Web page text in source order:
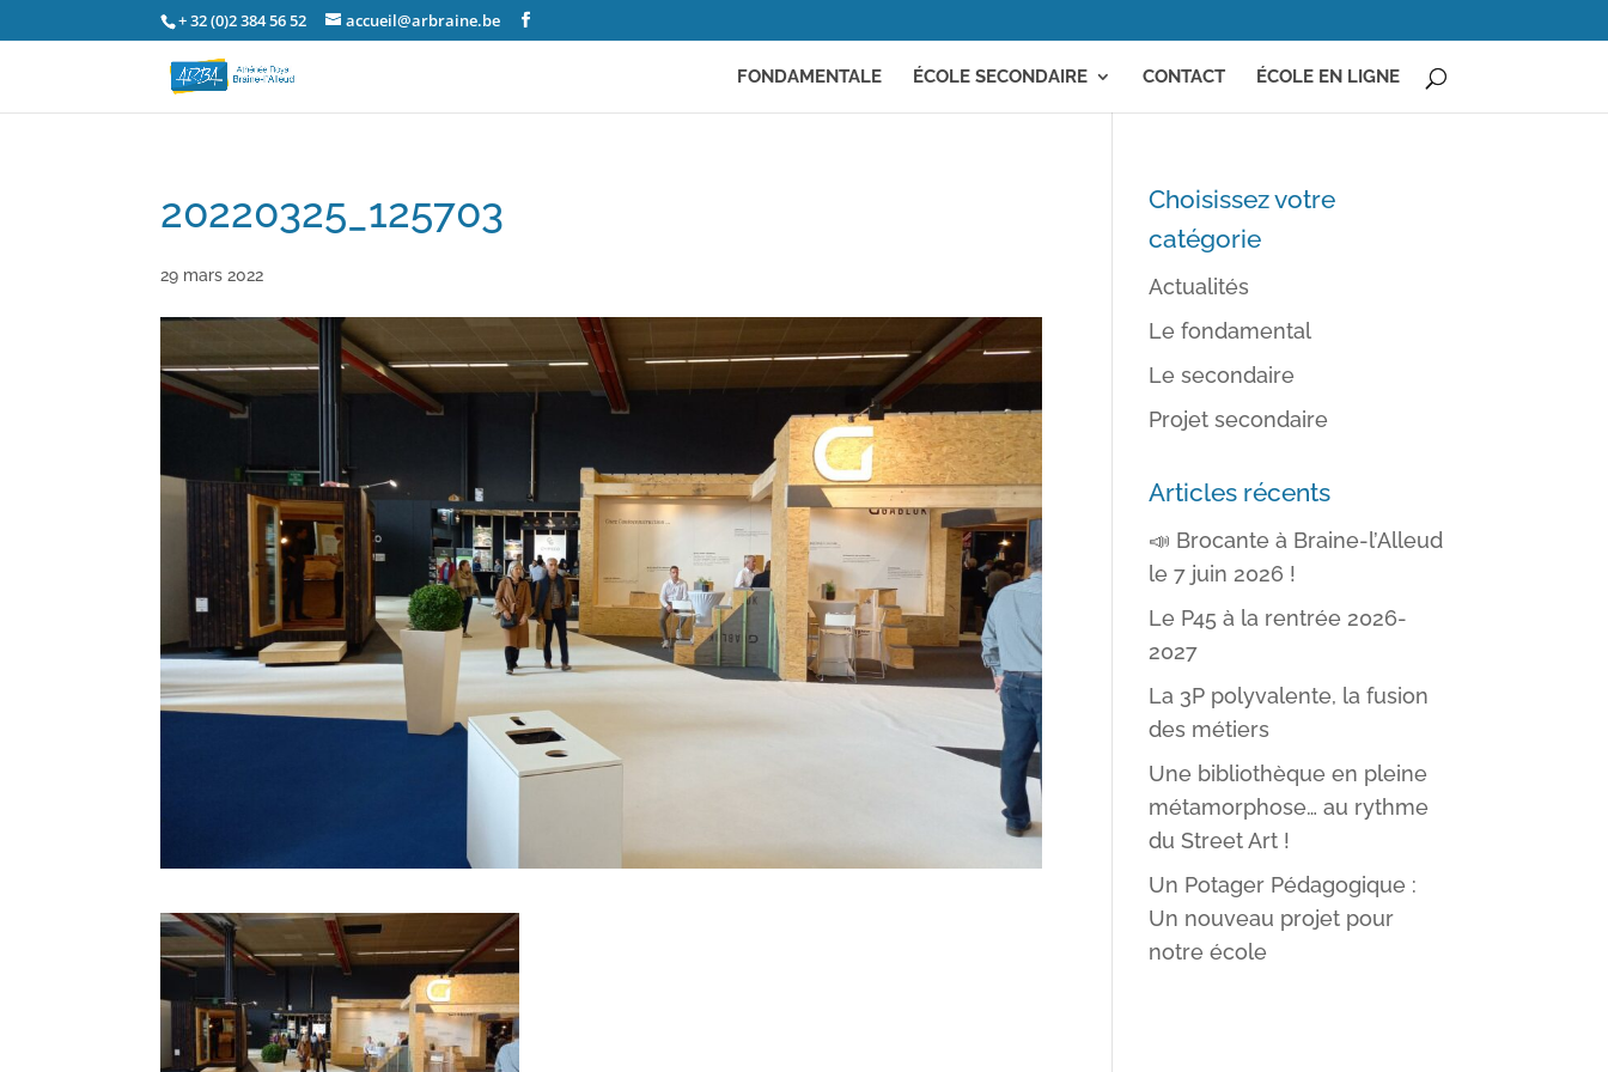
+ 32 (0)2 384 56 52 accueil@arbraine.be
FONDAMENTALE ÉCOLE SECONDAIRE CONTACT ÉCOLE EN LIGNE
20220325_125703
29 mars 2022
Choisissez votre
catégorie
Actualités
Le fondamental
Le secondaire
Projet secondaire
Articles récents
📣 Brocante à Braine-l’Alleud
le 7 juin 2026 !
Le P45 à la rentrée 2026-
2027
La 3P polyvalente, la fusion
des métiers
Une bibliothèque en pleine
métamorphose… au rythme
du Street Art !
Un Potager Pédagogique :
Un nouveau projet pour
notre école